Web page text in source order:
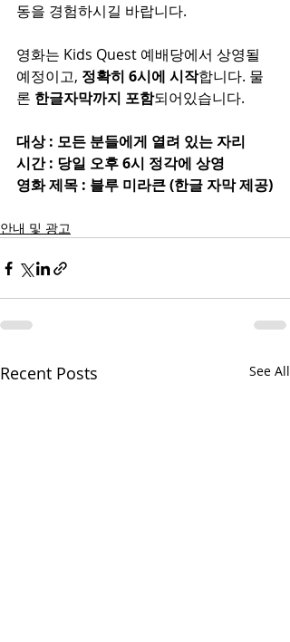
동을 경험하시길 바랍니다.
영화는 Kids Quest 예배당에서 상영될
예정이고, 정확히 6시에 시작합니다. 물
론 한글자막까지 포함되어있습니다.
대상 : 모든 분들에게 열려 있는 자리
시간 : 당일 오후 6시 정각에 상영
영화 제목 : 블루 미라큰 (한글 자막 제공)
안내 및 광고
Recent Posts See All